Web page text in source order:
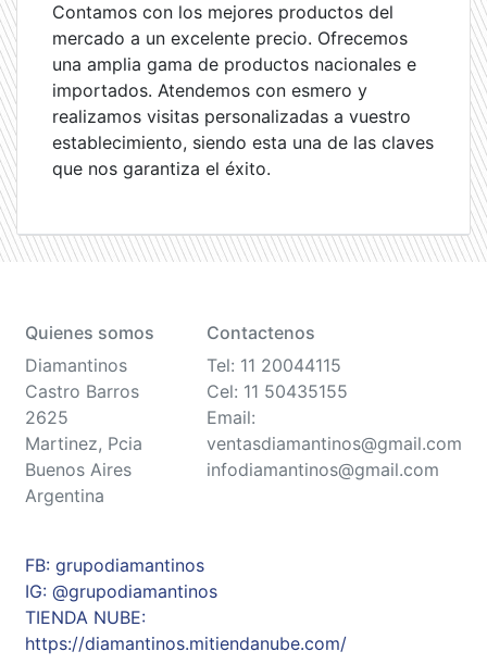
Contamos con los mejores productos del
mercado a un excelente precio. Ofrecemos
una amplia gama de productos nacionales e
importados. Atendemos con esmero y
realizamos visitas personalizadas a vuestro
establecimiento, siendo esta una de las claves
que nos garantiza el éxito.
Quienes somos
Diamantinos
Castro Barros
2625
Martinez, Pcia
Buenos Aires
Argentina
Contactenos
Tel: 11 20044115
Cel: 11 50435155
Email:
ventasdiamantinos@gmail.com
infodiamantinos@gmail.com
FB: grupodiamantinos
IG: @grupodiamantinos
TIENDA NUBE:
https://diamantinos.mitiendanube.com/